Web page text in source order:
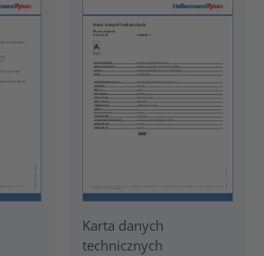
Karta danych
technicznych